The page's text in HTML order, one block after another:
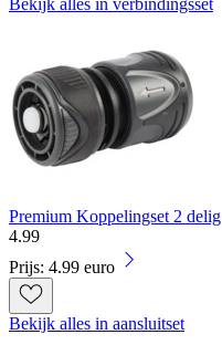
Bekijk alles in verbindingsset
Premium Koppelingset 2 delig
4.99
Prijs: 4.99 euro
Bekijk alles in aansluitset